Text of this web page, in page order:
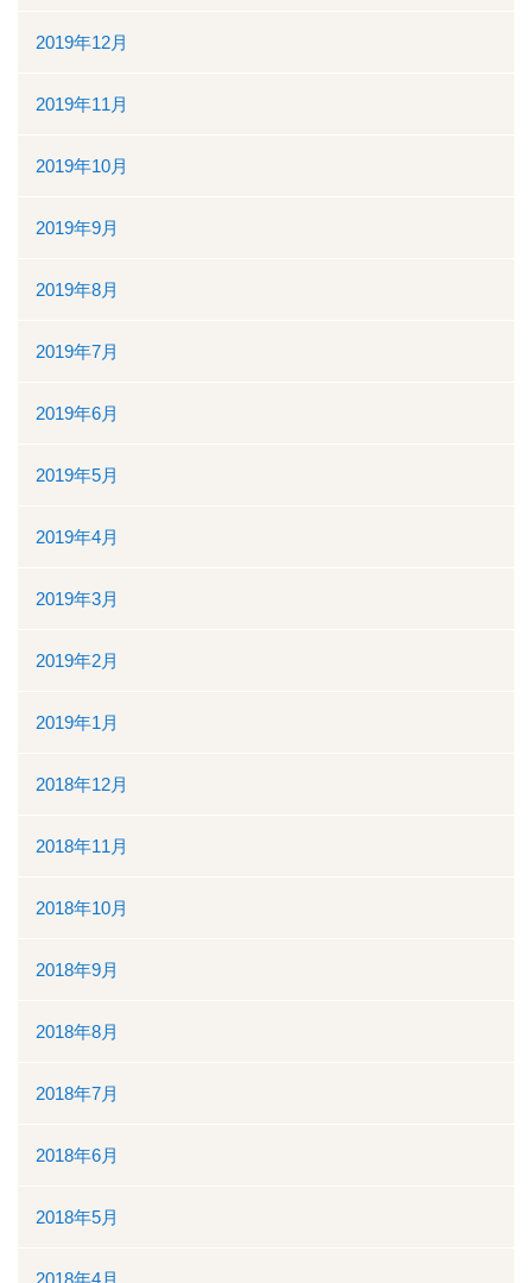
2019年12月
2019年11月
2019年10月
2019年9月
2019年8月
2019年7月
2019年6月
2019年5月
2019年4月
2019年3月
2019年2月
2019年1月
2018年12月
2018年11月
2018年10月
2018年9月
2018年8月
2018年7月
2018年6月
2018年5月
2018年4月